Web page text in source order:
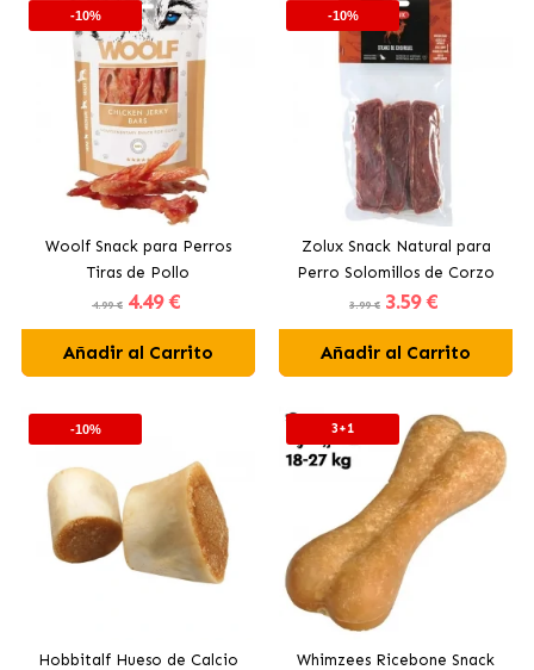
-10%
Woolf Snack para Perros
Tiras de Pollo
4.99 € 4.49 €
Añadir al Carrito
-10%
Zolux Snack Natural para
Perro Solomillos de Corzo
3.99 € 3.59 €
Añadir al Carrito
-10%
Hobbitalf Hueso de Calcio
3+1
Whimzees Ricebone Snack